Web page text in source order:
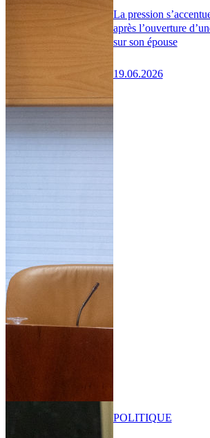
La pression
après l’ouverture
sur son épouse
19.06.2026
POLITIQUE